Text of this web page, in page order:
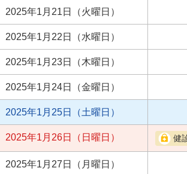
2025年1月21日（火曜日）
2025年1月22日（水曜日）
2025年1月23日（木曜日）
2025年1月24日（金曜日）
2025年1月25日（土曜日）
2025年1月26日（日曜日）
2025年1月27日（月曜日）